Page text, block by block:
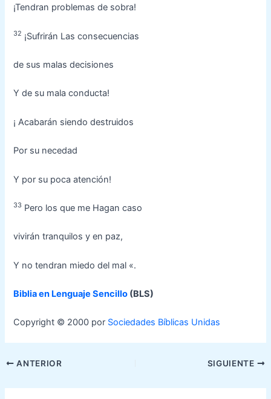
¡Tendran problemas de sobra!
32 ¡Sufrirán Las consecuencias
de sus malas decisiones
Y de su mala conducta!
¡ Acabarán siendo destruidos
Por su necedad
Y por su poca atención!
33 Pero los que me Hagan caso
vivirán tranquilos y en paz,
Y no tendran miedo del mal «.
Biblia en Lenguaje Sencillo (BLS)
Copyright © 2000 por Sociedades Bíblicas Unidas
Navegación
entradas
ANTERIOR SIGUIENTE